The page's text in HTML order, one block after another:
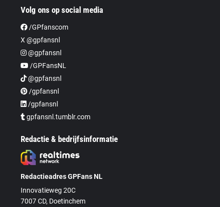
Volg ons op social media
/GPfanscom
X @gpfansnl
@gpfansnl
/GPFansNL
@gpfansnl
/gpfansnl
/gpfansnl
gpfansnl.tumblr.com
Redactie & bedrijfsinformatie
Redactieadres GPFans NL
Innovatieweg 20C
7007 CD, Doetinchem